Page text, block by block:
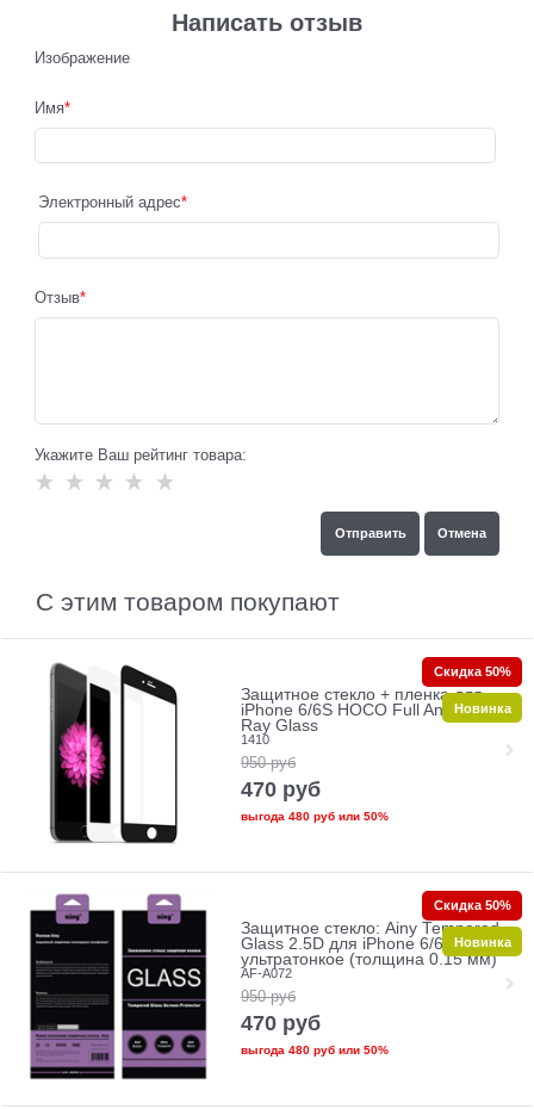
Написать отзыв
Изображение
Имя
Электронный адрес
Отзыв
Укажите Ваш рейтинг товара:
С этим товаром покупают
Защитное стекло + пленка для
iPhone 6/6S HOCO Full Anti-Blue
Ray Glass
1410
950 руб
470 руб
выгода 480 рубили 50%
Скидка 50%
Новинка
Защитное стекло: Ainy Tempered
Glass 2.5D для iPhone 6/6s
ультратонкое (толщина 0.15 мм)
AF-A072
950 руб
470 руб
выгода 480 рубили 50%
Скидка 50%
Новинка